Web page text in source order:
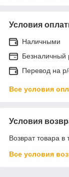
Условия
Наличными
Безналичный
Перевод на
Все условия
Условия
Возврат товара в
Все условия